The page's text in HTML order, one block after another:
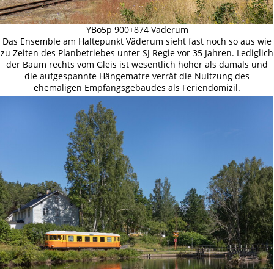
YBo5p 900+874 Väderum
Das Ensemble am Haltepunkt Väderum sieht fast noch so aus wie
zu Zeiten des Planbetriebes unter SJ Regie vor 35 Jahren. Lediglich
der Baum rechts vom Gleis ist wesentlich höher als damals und
die aufgespannte Hängematre verrät die Nuitzung des
ehemaligen Empfangsgebäudes als Feriendomizil.